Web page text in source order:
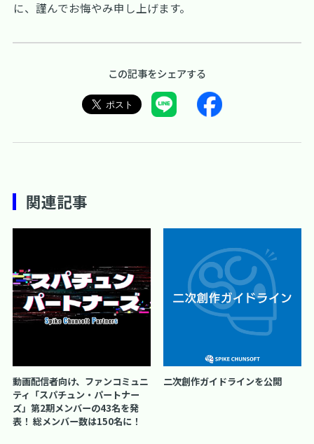
に、謹んでお悔やみ申し上げます。
この記事をシェアする
関連記事
動画配信者向け、ファンコミュニ
ティ「スパチュン・パートナー
ズ」第2期メンバーの43名を発
表！ 総メンバー数は150名に！
二次創作ガイドラインを公開